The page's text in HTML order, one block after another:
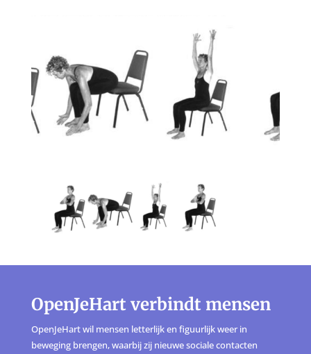
OpenJeHart verbindt mensen
OpenJeHart wil mensen letterlijk en figuurlijk weer in
beweging brengen, waarbij zij nieuwe sociale contacten